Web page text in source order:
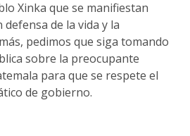
Xinka que se manifiestan
defensa de la vida y la
pedimos que siga tomando
sobre la preocupante
para que se respete el
de gobierno.